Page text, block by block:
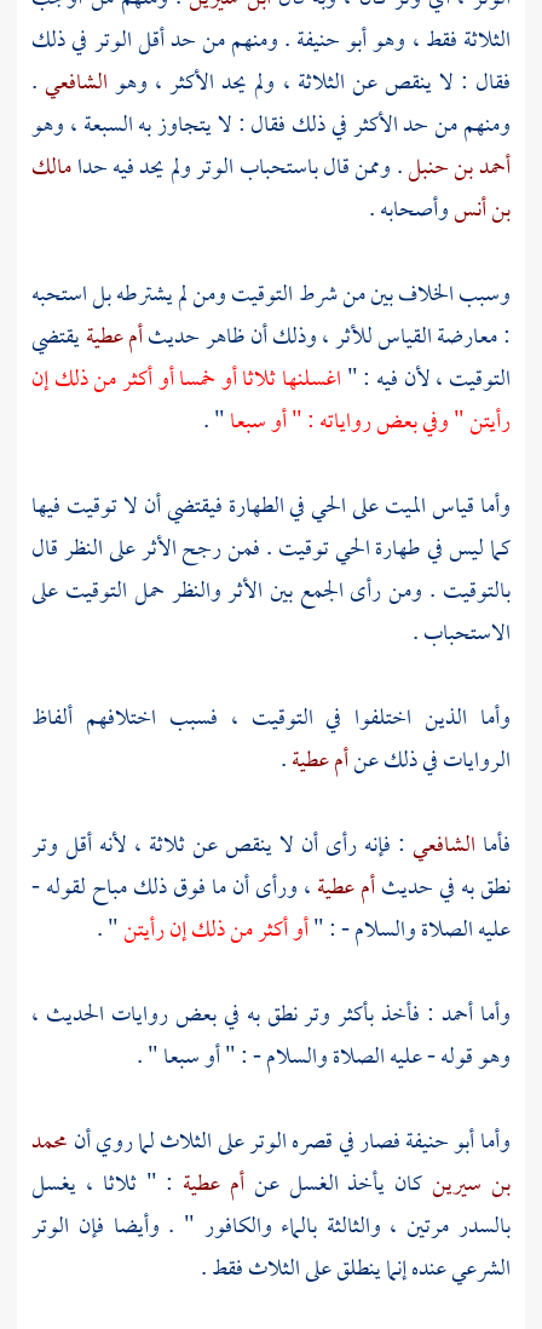
الثلاثة فقط ، وهوأبو حنيفة. ومنهم من حد أقل الوتر في ذلك
فقال : لا ينقص عن الثلاثة ، ولم يحد الأكثر ، وهوالشافعي.
ومنهم من حد الأكثر في ذلك فقال : لا يتجاوز به السبعة ، وهو
أحمد بن حنبل. وممن قال باستحباب الوتر ولم يحد فيه حدامالك
بن أنسوأصحابه .
وسبب الخلاف بين من شرط التوقيت ومن لم يشترطه بل استحبه
: معارضة القياس للأثر ، وذلك أن ظاهر حديثأم عطيةيقتضي
التوقيت ، لأن فيه : "اغسلنها ثلاثا أو خمسا أو أكثر من ذلك إن
رأيتن " وفي بعض رواياته : " أو سبعا" .
وأما قياس الميت على الحي في الطهارة فيقتضي أن لا توقيت فيها
كما ليس في طهارة الحي توقيت . فمن رجح الأثر على النظر قال
بالتوقيت . ومن رأى الجمع بين الأثر والنظر حمل التوقيت على
الاستحباب .
وأما الذين اختلفوا في التوقيت ، فسبب اختلافهم ألفاظ
الروايات في ذلك عنأم عطية.
فأما الشافعي : فإنه رأى أن لا ينقص عن ثلاثة ، لأنه أقل وتر
نطق به في حديثأم عطية، ورأى أن ما فوق ذلك مباح لقوله -
عليه الصلاة والسلام - : "أو أكثر من ذلك إن رأيتن" .
وأماأحمد : فأخذ بأكثر وتر نطق به في بعض روايات الحديث ،
وهو قوله - عليه الصلاة والسلام - : " أو سبعا " .
وأماأبو حنيفةفصار في قصره الوتر على الثلاث لما روي أنمحمد
بن سيرين كان يأخذ الغسل عن أم عطية : " ثلاثا ، يغسل
بالسدر مرتين ، والثالثة بالماء والكافور " . وأيضا فإن الوتر
الشرعي عنده إنما ينطلق على الثلاث فقط .